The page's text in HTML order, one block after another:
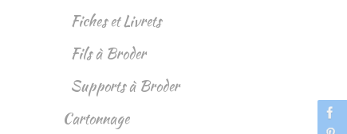
Fiches et Livrets
Fils à Broder
Supports à Broder
Cartonnage